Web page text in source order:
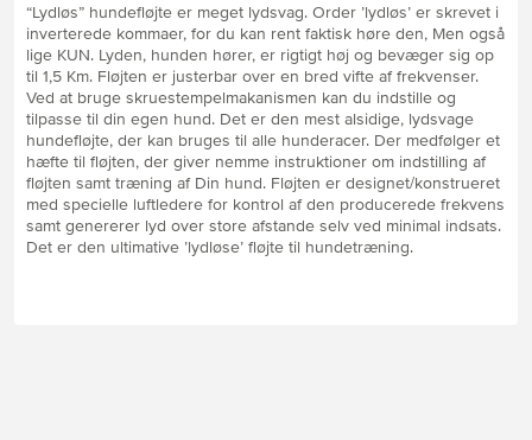
“Lydløs” hundefløjte er meget lydsvag. Order ’lydløs’ er skrevet i
inverterede kommaer, for du kan rent faktisk høre den, Men også
lige KUN. Lyden, hunden hører, er rigtigt høj og bevæger sig op
til 1,5 Km. Fløjten er justerbar over en bred vifte af frekvenser.
Ved at bruge skruestempelmakanismen kan du indstille og
tilpasse til din egen hund. Det er den mest alsidige, lydsvage
hundefløjte, der kan bruges til alle hunderacer. Der medfølger et
hæfte til fløjten, der giver nemme instruktioner om indstilling af
fløjten samt træning af Din hund. Fløjten er designet/konstrueret
med specielle luftledere for kontrol af den producerede frekvens
samt genererer lyd over store afstande selv ved minimal indsats.
Det er den ultimative ’lydløse’ fløjte til hundetræning.